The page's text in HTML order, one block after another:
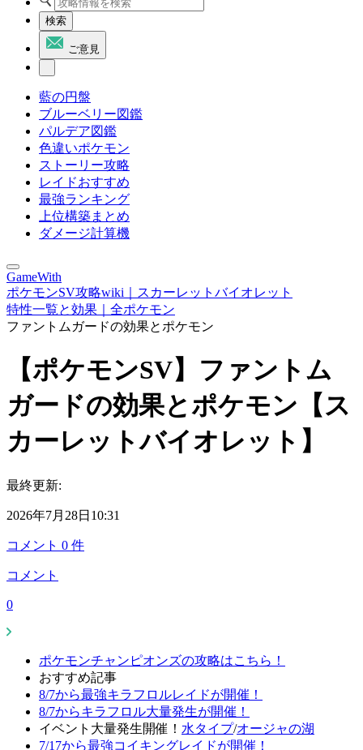
検索
ご意見
藍の円盤
ブルーベリー図鑑
パルデア図鑑
色違いポケモン
ストーリー攻略
レイドおすすめ
最強ランキング
上位構築まとめ
ダメージ計算機
GameWith
ポケモンSV攻略wiki｜スカーレットバイオレット
特性一覧と効果｜全ポケモン
ファントムガードの効果とポケモン
【ポケモンSV】ファントム
ガードの効果とポケモン【ス
カーレットバイオレット】
最終更新:
2026年7月28日10:31
コメント 0 件
コメント
0
ポケモンチャンピオンズの攻略はこちら！
おすすめ記事
8/7から最強キラフロルレイドが開催！
8/7からキラフロル大量発生が開催！
イベント大量発生開催！ 水タイプ/オージャの湖
7/17から最強コイキングレイドが開催！